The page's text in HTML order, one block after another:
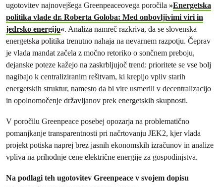
ugotovitev najnovejšega Greenpeaceovega poročila »Energetska
politika vlade dr. Roberta Goloba: Med onbovljivimi viri in
jedrsko energijo«. Analiza namreč razkriva, da se slovenska
energetska politika trenutno nahaja na nevarnem razpotju. Čeprav
je vlada mandat začela z močno retoriko o sončnem preboju,
dejanske poteze kažejo na zaskrbljujoč trend: prioritete se vse bolj
nagibajo k centraliziranim rešitvam, ki krepijo vpliv starih
energetskih struktur, namesto da bi vire usmerili v decentralizacijo
in opolnomočenje državljanov prek energetskih skupnosti.
V poročilu Greenpeace posebej opozarja na problematično
pomanjkanje transparentnosti pri načrtovanju JEK2, kjer vlada
projekt potiska naprej brez jasnih ekonomskih izračunov in analize
vpliva na prihodnje cene električne energije za gospodinjstva.
Na podlagi teh ugotovitev Greenpeace v svojem dopisu